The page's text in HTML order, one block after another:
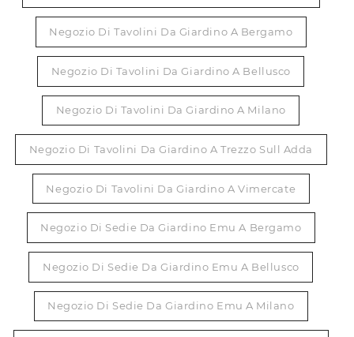
Negozio Di Tavolini Da Giardino A Bergamo
Negozio Di Tavolini Da Giardino A Bellusco
Negozio Di Tavolini Da Giardino A Milano
Negozio Di Tavolini Da Giardino A Trezzo Sull Adda
Negozio Di Tavolini Da Giardino A Vimercate
Negozio Di Sedie Da Giardino Emu A Bergamo
Negozio Di Sedie Da Giardino Emu A Bellusco
Negozio Di Sedie Da Giardino Emu A Milano